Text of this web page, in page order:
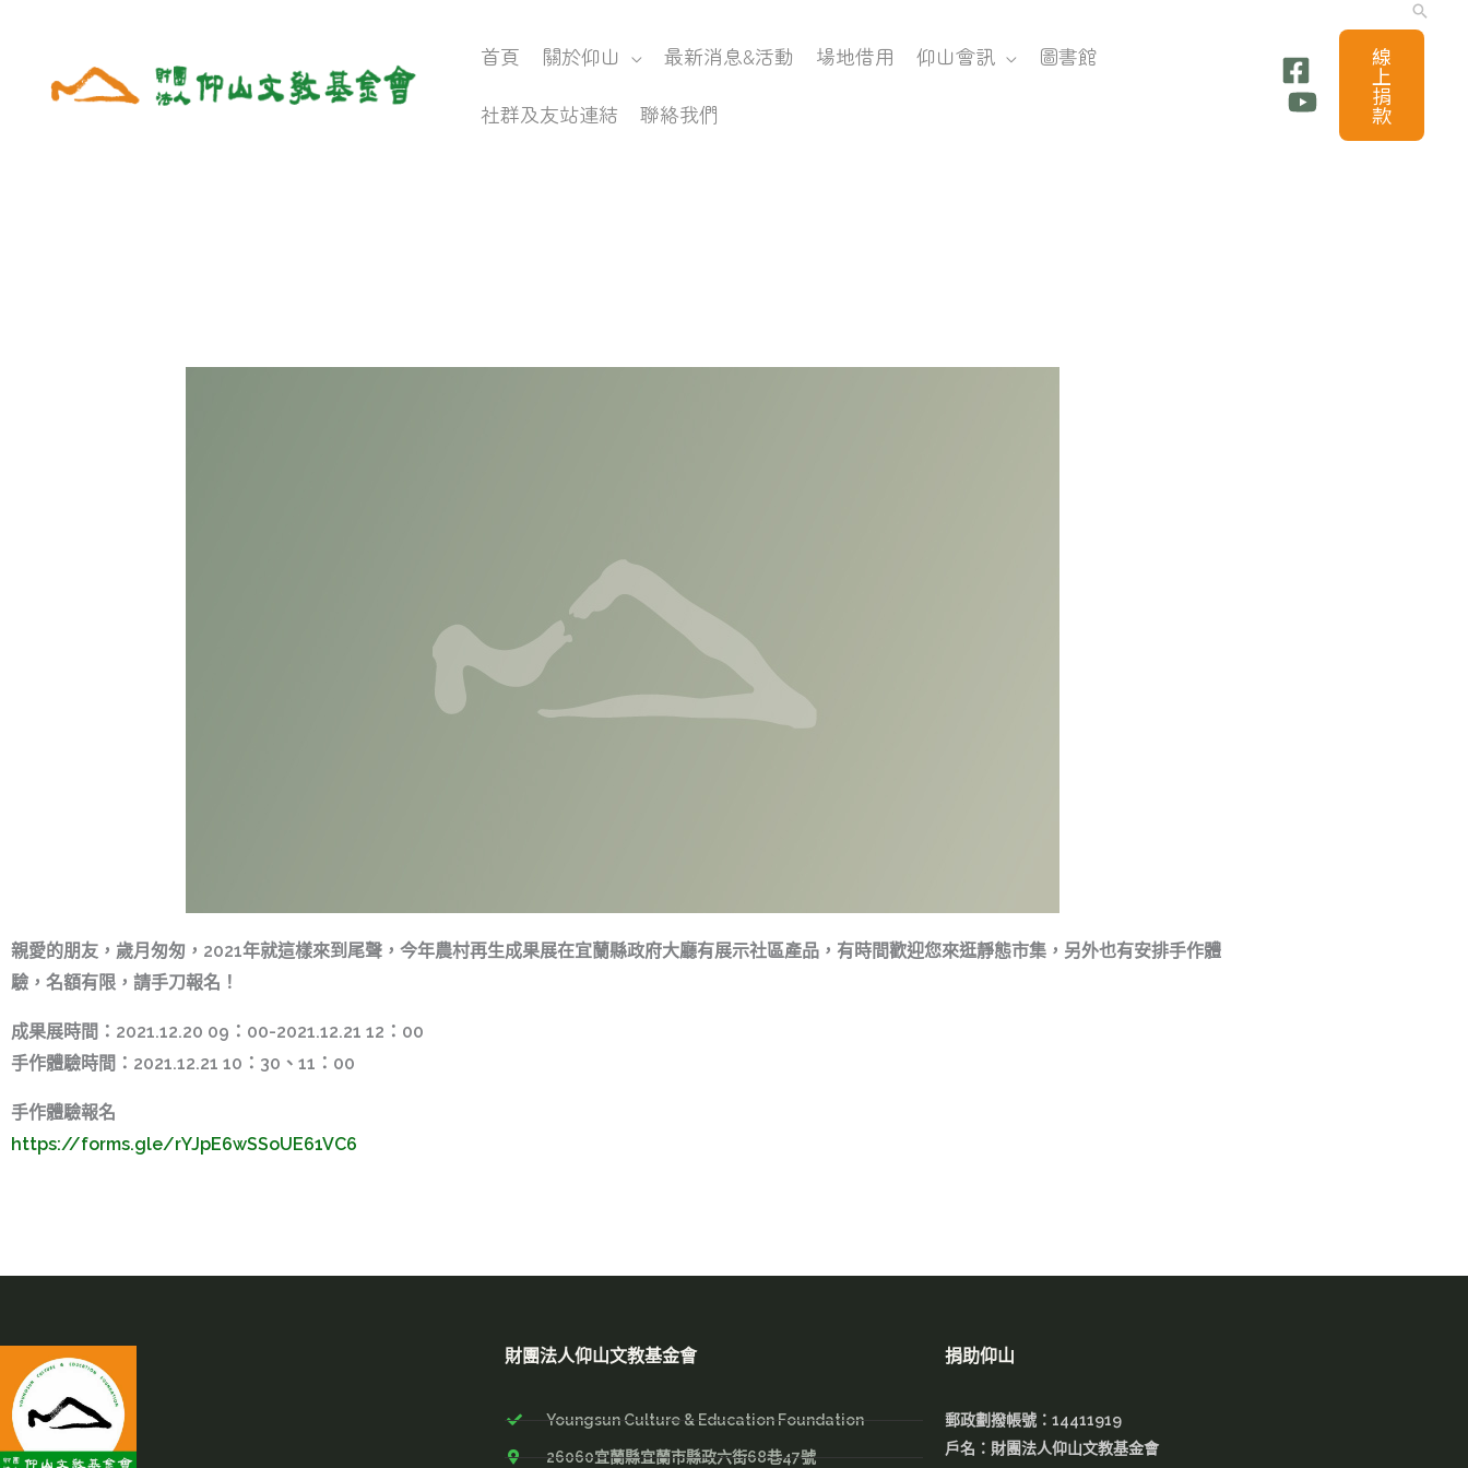
搜
尋
首頁 關於仰山 最新消息&活動 場地借用 仰山會訊 圖書館
社群及友站連結 聯絡我們
線
上
捐
款
親愛的朋友，歲月匆匆，2021年就這樣來到尾聲，今年農村再生成果展在宜蘭縣政府大廳有展示社區產品，有時間歡迎您來逛靜態市集，另外也有安排手作體
驗，名額有限，請手刀報名！
成果展時間：2021.12.20 09：00-2021.12.21 12：00
手作體驗時間：2021.12.21 10：30、11：00
手作體驗報名
https://forms.gle/rYJpE6wSSoUE61VC6
財團法人仰山文教基金會
Youngsun Culture & Education Foundation
26060宜蘭縣宜蘭市縣政六街68巷47號
捐助仰山
郵政劃撥帳號：14411919
戶名：財團法人仰山文教基金會